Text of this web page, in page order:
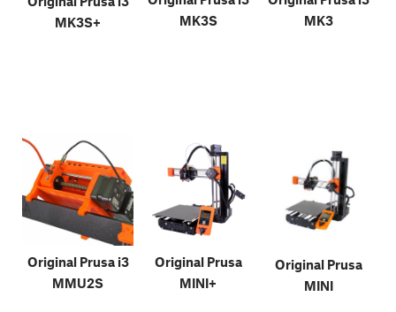
MK3S+
MK3S
MK3
Original Prusa i3
MMU2S
Original Prusa
MINI+
Original Prusa
MINI